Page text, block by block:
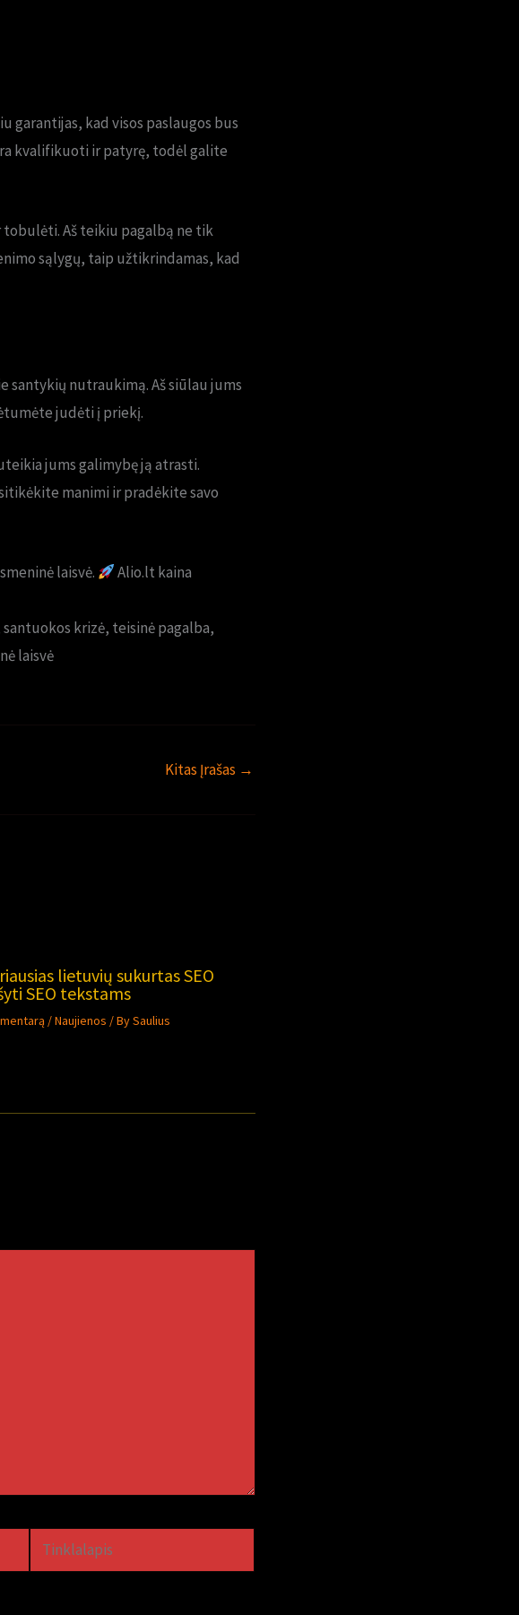
garantijas, kad visos paslaugos bus
kvalifikuoti ir patyrę, todėl galite
Aš teikiu pagalbą ne tik
sąlygų, taip užtikrindamas, kad
santykių nutraukimą. Aš siūlau jums
judėti į priekį.
jums galimybę ją atrasti.
manimi ir pradėkite savo
laisvė.
Alio.lt kaina
krizė, teisinė pagalba,
laisvė
Kitas Įrašas →
lietuvių sukurtas SEO
SEO tekstams
/Naujienos / BySaulius
Tinklalapis